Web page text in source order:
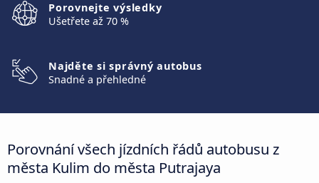
Porovnejte výsledky
Ušetřete až 70 %
Najděte si správný autobus
Snadné a přehledné
Porovnání všech jízdních řádů autobusu z
města Kulim do města Putrajaya